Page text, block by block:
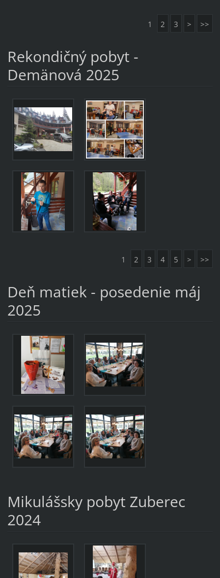
1 2 3 > >>
Rekondičný pobyt -
Demänová 2025
1 2 3 4 5 > >>
Deň matiek - posedenie máj
2025
Mikulášsky pobyt Zuberec
2024